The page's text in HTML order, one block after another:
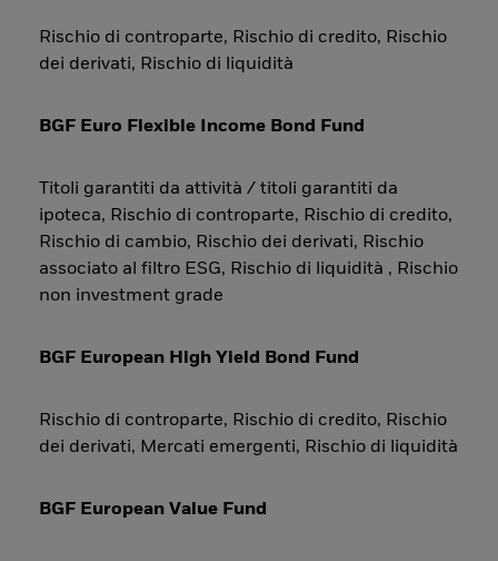
Rischio di controparte, Rischio di credito, Rischio
dei derivati, Rischio di liquidità
BGF Euro Flexible Income Bond Fund
Titoli garantiti da attività / titoli garantiti da
ipoteca, Rischio di controparte, Rischio di credito,
Rischio di cambio, Rischio dei derivati, Rischio
associato al filtro ESG, Rischio di liquidità , Rischio
non investment grade
BGF European High Yield Bond Fund
Rischio di controparte, Rischio di credito, Rischio
dei derivati, Mercati emergenti, Rischio di liquidità
BGF European Value Fund